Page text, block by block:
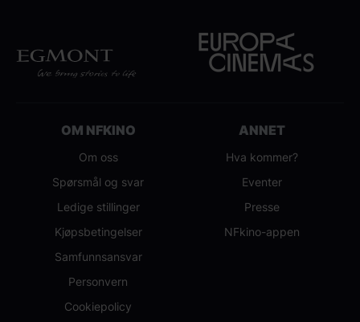
OM NFKINO
Om oss
Spørsmål og svar
Ledige stillinger
Kjøpsbetingelser
Samfunnsansvar
Personvern
Cookiepolicy
ANNET
Hva kommer?
Eventer
Presse
NFkino-appen